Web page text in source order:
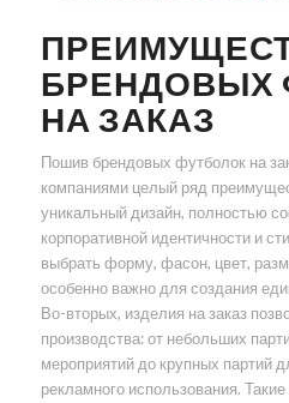
БРЕНДОВЫХ
НА ЗАКАЗ
Пошив брендовых футболок на
компаниями целый ряд
уникальный дизайн, полностью
корпоративной идентичности и
выбрать форму, фасон, цвет,
особенно важно для создания
Во-вторых, изделия на заказ
производства: от небольших
мероприятий до крупных партий
рекламного использования.